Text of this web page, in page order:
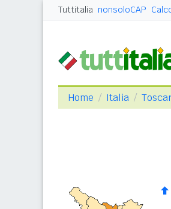
Tuttitalia nonsoloCAP
Home Italia